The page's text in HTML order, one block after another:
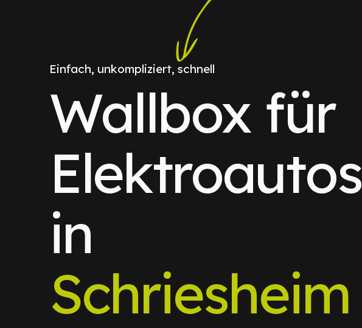
Einfach, unkompliziert, schnell
Wallbox für
Elektroautos
in
Schriesheim